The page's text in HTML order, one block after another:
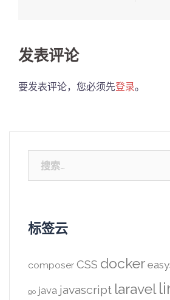
发表评论
要发表评论，您必须先登录。
索：
标签云
composer CSS docker
go java javascript laravel